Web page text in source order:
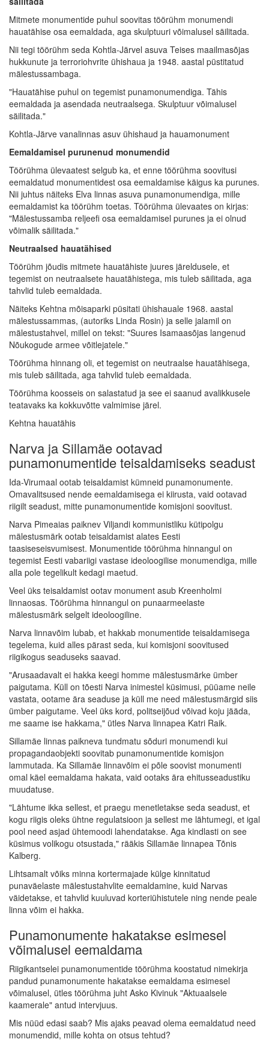
Mitmete monumentide puhul soovitas töörühm monumendi
hauatähise osa eemaldada, aga skulptuuri võimalusel säilitada.
Nii tegi töörühm seda Kohtla-Järvel asuva Teises maailmasõjas
hukkunute ja terroriohvrite ühishaua ja 1948. aastal püstitatud
mälestussambaga.
"Hauatähise puhul on tegemist punamonumendiga. Tähis
eemaldada ja asendada neutraalsega. Skulptuur võimalusel
säilitada."
Kohtla-Järve vanalinnas asuv ühishaud ja hauamonument
Eemaldamisel purunenud monumendid
Töörühma ülevaatest selgub ka, et enne töörühma soovitusi
eemaldatud monumentidest osa eemaldamise käigus ka purunes.
Nii juhtus näiteks Elva linnas asuva punamonumendiga, mille
eemaldamist ka töörühm toetas. Töörühma ülevaates on kirjas:
"Mälestussamba reljeefi osa eemaldamisel purunes ja ei olnud
võimalik säilitada."
Neutraalsed hauatähised
Töörühm jõudis mitmete hauatähiste juures järeldusele, et
tegemist on neutraalsete hauatähistega, mis tuleb säilitada, aga
tahvlid tuleb eemaldada.
Näiteks Kehtna mõisaparki püsitati ühishauale 1968. aastal
mälestussammas, (autoriks Linda Rosin) ja selle jalamil on
mälestustahvel, millel on tekst: "Suures Isamaasõjas langenud
Nõukogude armee võitlejatele."
Töörühma hinnang oli, et tegemist on neutraalse hauatähisega,
mis tuleb säilitada, aga tahvlid tuleb eemaldada.
Töörühma koosseis on salastatud ja see ei saanud avalikkusele
teatavaks ka kokkuvõtte valmimise järel.
Kehtna hauatähis
Narva ja Sillamäe ootavad
punamonumentide teisaldamiseks seadust
Ida-Virumaal ootab teisaldamist kümneid punamonumente.
Omavalitsused nende eemaldamisega ei kiirusta, vaid ootavad
riigilt seadust, mitte punamonumentide komisjoni soovitust.
Narva Pimeaias paiknev Viljandi kommunistliku kütipolgu
mälestusmärk ootab teisaldamist alates Eesti
taasiseseisvumisest. Monumentide töörühma hinnangul on
tegemist Eesti vabariigi vastase ideoloogilise monumendiga, mille
alla pole tegelikult kedagi maetud.
Veel üks teisaldamist ootav monument asub Kreenholmi
linnaosas. Töörühma hinnangul on punaarmeelaste
mälestusmärk selgelt ideoloogiline.
Narva linnavõim lubab, et hakkab monumentide teisaldamisega
tegelema, kuid alles pärast seda, kui komisjoni soovitused
riigikogus seaduseks saavad.
"Arusaadavalt ei hakka keegi homme mälestusmärke ümber
paigutama. Küll on tõesti Narva inimestel küsimusi, püüame neile
vastata, ootame ära seaduse ja küll me need mälestusmärgid siis
ümber paigutame. Veel üks kord, politseijõud võivad koju jääda,
me saame ise hakkama," ütles Narva linnapea Katri Raik.
Sillamäe linnas paikneva tundmatu sõduri monumendi kui
propagandaobjekti soovitab punamonumentide komisjon
lammutada. Ka Sillamäe linnavõim ei põle soovist monumenti
omal käel eemaldama hakata, vaid ootaks ära ehitusseadustiku
muudatuse.
"Lähtume ikka sellest, et praegu menetletakse seda seadust, et
kogu riigis oleks ühtne regulatsioon ja sellest me lähtumegi, et igal
pool need asjad ühtemoodi lahendatakse. Aga kindlasti on see
küsimus volikogu otsustada," rääkis Sillamäe linnapea Tõnis
Kalberg.
Lihtsamalt võiks minna kortermajade külge kinnitatud
punaväelaste mälestustahvlite eemaldamine, kuid Narvas
väidetakse, et tahvlid kuuluvad korteriühistutele ning nende peale
linna võim ei hakka.
Punamonumente hakatakse esimesel
võimalusel eemaldama
Riigikantselei punamonumentide töörühma koostatud nimekirja
pandud punamonumente hakatakse eemaldama esimesel
võimalusel, ütles töörühma juht Asko Kivinuk "Aktuaalsele
kaamerale" antud intervjuus.
Mis nüüd edasi saab? Mis ajaks peavad olema eemaldatud need
monumendid, mille kohta on otsus tehtud?